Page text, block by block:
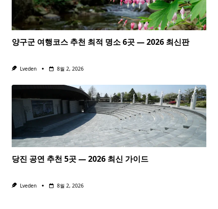
양구군 여행코스 추천 최적 명소 6곳 — 2026 최신판
Lveden 8월 2, 2026
당진 공연 추천 5곳 — 2026 최신 가이드
Lveden 8월 2, 2026